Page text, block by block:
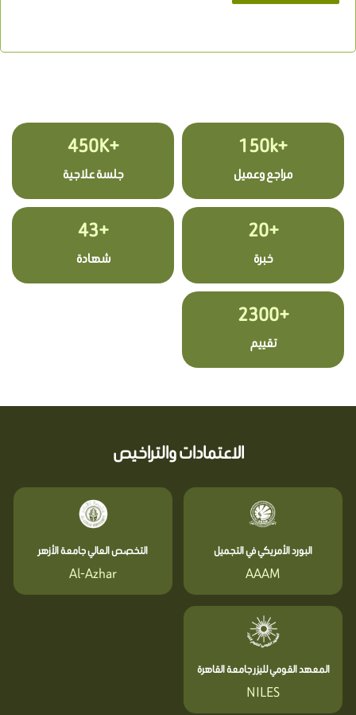
+150k
مراجع وعميل
+450K
جلسة علاجية
+20
خبرة
+43
شهادة
+2300
تقييم
الاعتمادات والتراخيص
البورد الأمريكي في التجميل
AAAM
التخصص العالي جامعة الأزهر
Al-Azhar
المعهد القومي لليزر جامعة القاهرة
NILES